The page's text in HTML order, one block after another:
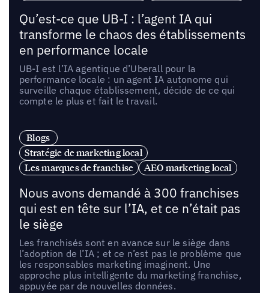
Qu’est-ce que UB-I : l’agent IA qui
transforme le chaos des établissements
en performance locale
UB-I est l’IA agentique d’Uberall pour la
performance locale : un agent IA autonome qui
surveille chaque établissement, décide de ce qui
compte le plus et fait le travail.
Blogs
Stratégie de marketing local
Les marques de franchise
AEO marketing local
Nous avons demandé à 300 franchises
qui est en tête sur l’IA, et ce n’était pas
le siège
Les franchisés sont en avance sur le siège dans
l’adoption de l’IA ; et ce n’est pas le problème que
les responsables marketing imaginent. Une
approche plus intelligente du marketing franchise,
appuyée par de nouvelles données.